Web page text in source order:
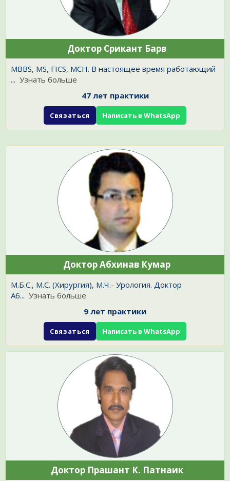
Доктор Срикант Барв
MBBS, MS, FICS, MCH. В настоящее время работающий
... Узнать больше
47 лет практики
Связаться Написать в WhatsApp
Доктор Абхинав Кумар
М.Б.С., М.С. (Хирургия), М.Ч.- Урология. Доктор
Аб... Узнать больше
9 лет практики
Связаться Написать в WhatsApp
Доктор Прашант К. Патнаик